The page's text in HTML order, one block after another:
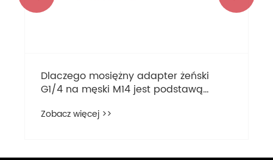
Dlaczego mosiężny adapter żeński
G1/4 na męski M14 jest podstawą
Zobacz więcej >>